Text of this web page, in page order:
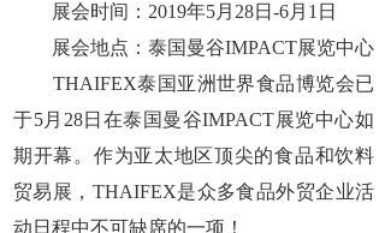
展会时间：2019年5月28日-6月1日
展会地点：泰国曼谷IMPACT展览中心
THAIFEX泰国亚洲世界食品博览会已
于5月28日在泰国曼谷IMPACT展览中心如
期开幕。作为亚太地区顶尖的食品和饮料
贸易展，THAIFEX是众多食品外贸企业活
动日程中不可缺席的一项！